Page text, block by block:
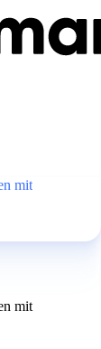
mit
mit